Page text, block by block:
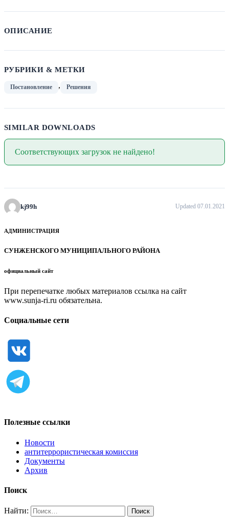
ОПИСАНИЕ
РУБРИКИ & МЕТКИ
Постановление , Решения
SIMILAR DOWNLOADS
Соответствующих загрузок не найдено!
kj99h Updated 07.01.2021
АДМИНИСТРАЦИЯ
СУНЖЕНСКОГО МУНИЦИПАЛЬНОГО РАЙОНА
официальный сайт
При перепечатке любых материалов ссылка на сайт
www.sunja-ri.ru обязательна.
Социальные сети
Полезные ссылки
Новости
антитеррористическая комиссия
Документы
Архив
Поиск
Найти: